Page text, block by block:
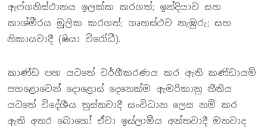
ඇෆ්ගනිස්ථානය ඉලක්ක කරගත්; ඉන්දියාව සහ
කාශ්මීරය මූලික කරගත්; ගෘහස්ථව නැඹුරු; සහ
නිකායවාදී (ෂියා විරෝධී).
කාණ්ඩ පහ යටතේ වර්ගීකරණය කර ඇති කණ්ඩායම්
පහළොවෙන් දොළොස් දෙනෙක්ම ඇමරිකානු නීතිය
යටතේ විදේශීය ත්‍රස්තවාදී සංවිධාන ලෙස නම් කර
ඇති අතර බොහෝ ඒවා ඉස්ලාමීය අන්තවාදී මතවාද